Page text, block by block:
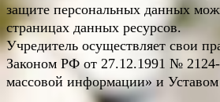
защите персональных данных
страницах данных ресурсов.
Учредитель осуществляет свои
Законом РФ от 27.12.1991 №
массовой информации» и